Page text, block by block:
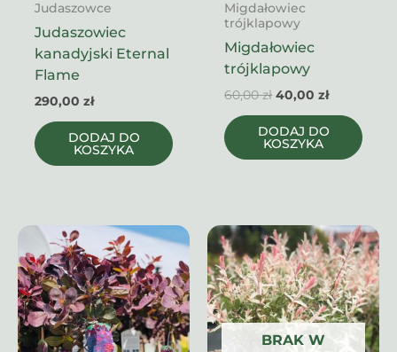
Judaszowce
Judaszowiec
kanadyjski Eternal
Flame
290,00zł
DODAJ DO
KOSZYKA
Migdałowiec
trójklapowy
Migdałowiec
trójklapowy
60,00zł Pierwotna
wynosiła:
60,00 zł.
40,00złAktualna
wynosi:
40,00 zł.
DODAJ DO
KOSZYKA
BRAK W